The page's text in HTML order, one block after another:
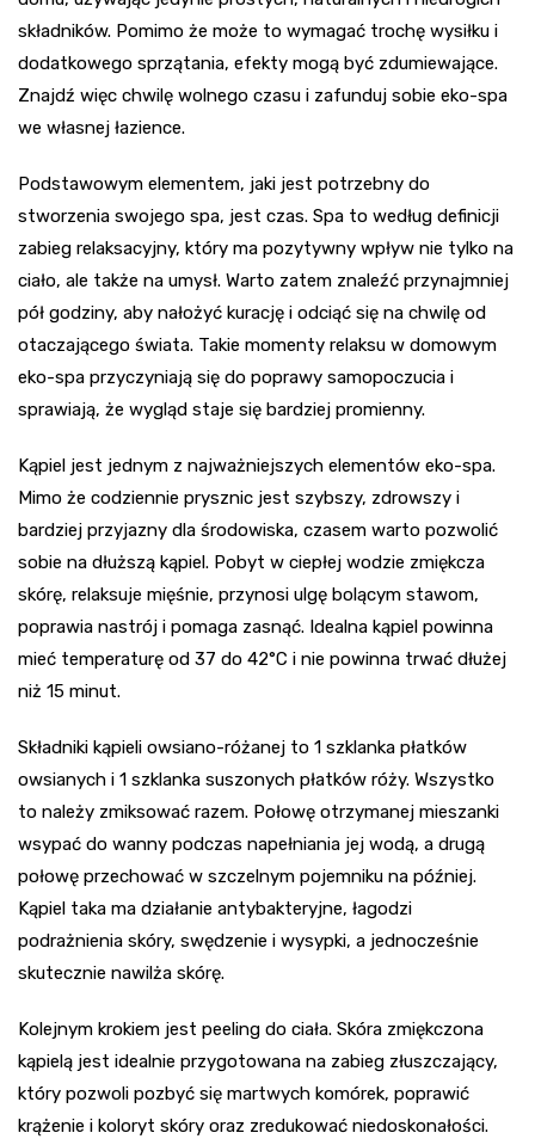
składników. Pomimo że może to wymagać trochę wysiłku i
dodatkowego sprzątania, efekty mogą być zdumiewające.
Znajdź więc chwilę wolnego czasu i zafunduj sobie eko-spa
we własnej łazience.
Podstawowym elementem, jaki jest potrzebny do
stworzenia swojego spa, jest czas. Spa to według definicji
zabieg relaksacyjny, który ma pozytywny wpływ nie tylko na
ciało, ale także na umysł. Warto zatem znaleźć przynajmniej
pół godziny, aby nałożyć kurację i odciąć się na chwilę od
otaczającego świata. Takie momenty relaksu w domowym
eko-spa przyczyniają się do poprawy samopoczucia i
sprawiają, że wygląd staje się bardziej promienny.
Kąpiel jest jednym z najważniejszych elementów eko-spa.
Mimo że codziennie prysznic jest szybszy, zdrowszy i
bardziej przyjazny dla środowiska, czasem warto pozwolić
sobie na dłuższą kąpiel. Pobyt w ciepłej wodzie zmiękcza
skórę, relaksuje mięśnie, przynosi ulgę bolącym stawom,
poprawia nastrój i pomaga zasnąć. Idealna kąpiel powinna
mieć temperaturę od 37 do 42°C i nie powinna trwać dłużej
niż 15 minut.
Składniki kąpieli owsiano-różanej to 1 szklanka płatków
owsianych i 1 szklanka suszonych płatków róży. Wszystko
to należy zmiksować razem. Połowę otrzymanej mieszanki
wsypać do wanny podczas napełniania jej wodą, a drugą
połowę przechować w szczelnym pojemniku na później.
Kąpiel taka ma działanie antybakteryjne, łagodzi
podrażnienia skóry, swędzenie i wysypki, a jednocześnie
skutecznie nawilża skórę.
Kolejnym krokiem jest peeling do ciała. Skóra zmiękczona
kąpielą jest idealnie przygotowana na zabieg złuszczający,
który pozwoli pozbyć się martwych komórek, poprawić
krążenie i koloryt skóry oraz zredukować niedoskonałości.